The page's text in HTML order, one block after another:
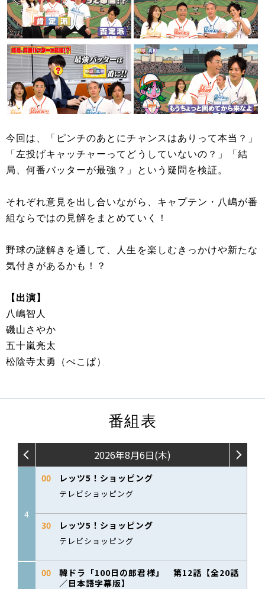
今回は、「ピンチのあとにチャンスはありって本当？」
「左投げキャッチャーってどうしていないの？」「結
局、何番バッターが最強？」という疑問を検証。
それぞれ意見を出し合いながら、キャプテン・八嶋が番
組ならではの見解をまとめていく！
野球の謎解きを通して、人生を楽しむきっかけや新たな
気付きがあるかも！？
【出演】
八嶋智人
磯山さやか
五十嵐亮太
松陰寺太勇（ぺこぱ）
番組表